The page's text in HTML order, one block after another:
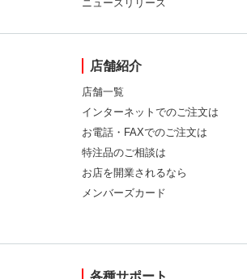
ニュースリリース
店舗紹介
店舗一覧
インターネットでのご注文は
お電話・FAXでのご注文は
特注品のご相談は
お店を開業されるなら
メンバーズカード
各種サポート